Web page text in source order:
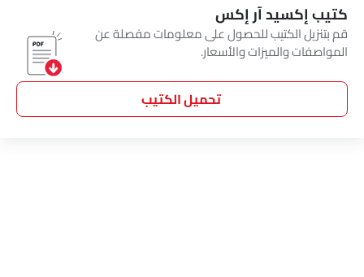
كتيب إكسيد آر إكس
قم بتنزيل الكتيب للحصول على معلومات مفصلة عن
المواصفات والميزات والأسعار.
تحميل الكتيب